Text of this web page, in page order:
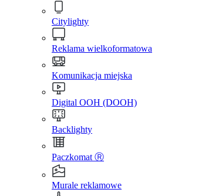
Citylighty
Reklama wielkoformatowa
Komunikacja miejska
Digital OOH (DOOH)
Backlighty
Paczkomat Ⓡ
Murale reklamowe